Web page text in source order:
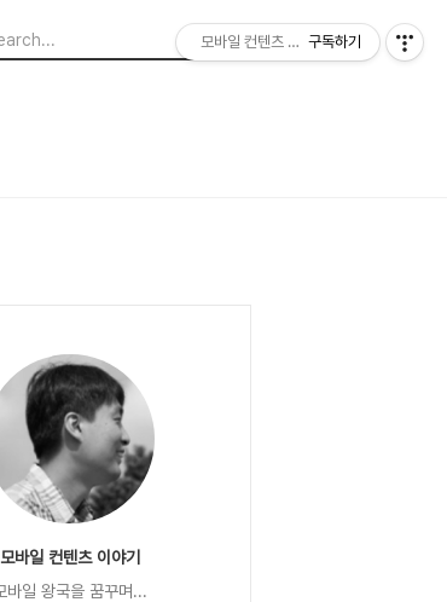
모바일 컨텐츠 이야기
바일 왕국을 꿈꾸며...
모바일 컨텐츠 이야기구독하기